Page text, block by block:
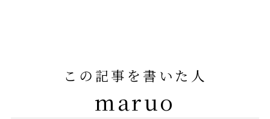
この記事を書いた人
maruo